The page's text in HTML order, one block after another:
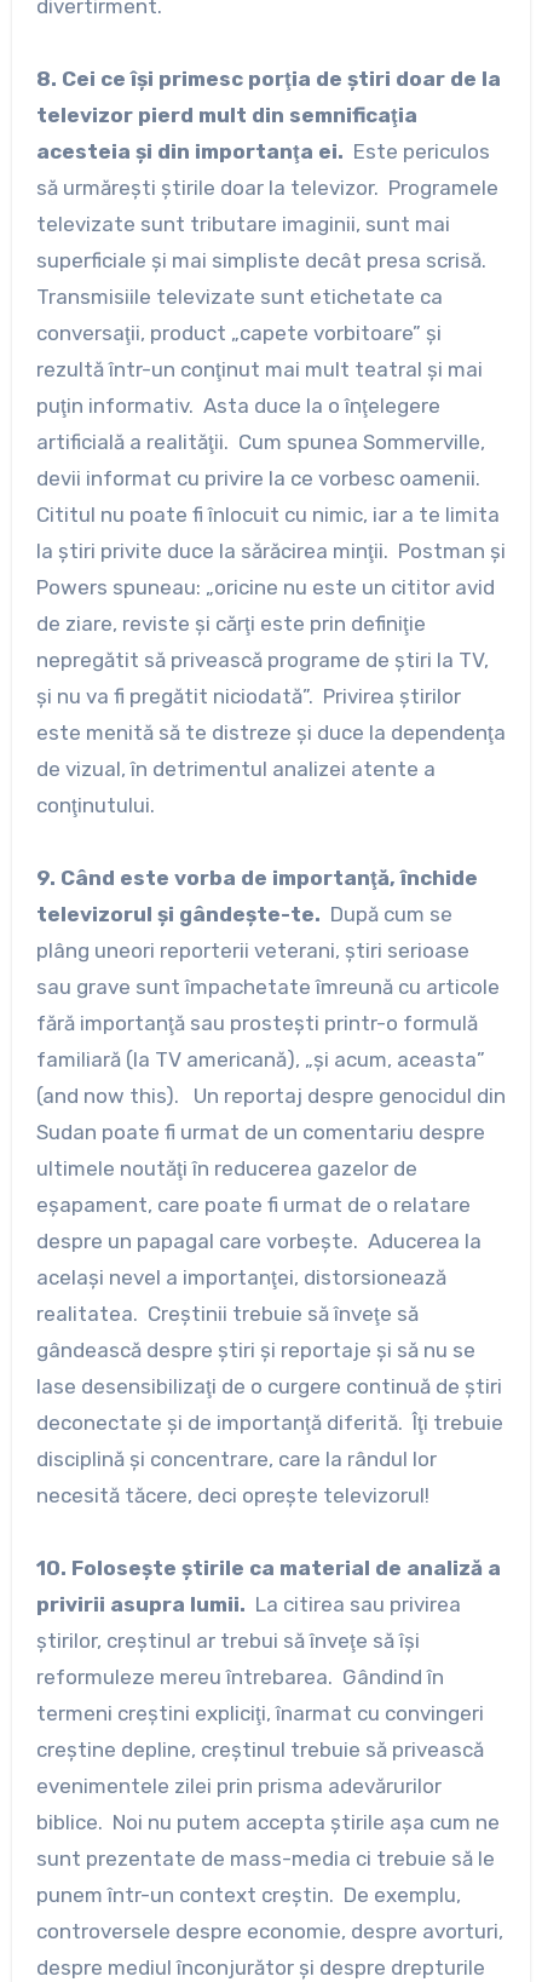
divertirment.
8. Cei ce îşi primesc porţia de ştiri doar de la
televizor pierd mult din semnificaţia
acesteia şi din importanţa ei. Este periculos
să urmăreşti ştirile doar la televizor. Programele
televizate sunt tributare imaginii, sunt mai
superficiale şi mai simpliste decât presa scrisă.
Transmisiile televizate sunt etichetate ca
conversaţii, product „capete vorbitoare” şi
rezultă într-un conţinut mai mult teatral şi mai
puţin informativ. Asta duce la o înţelegere
artificială a realităţii. Cum spunea Sommerville,
devii informat cu privire la ce vorbesc oamenii.
Cititul nu poate fi înlocuit cu nimic, iar a te limita
la ştiri privite duce la sărăcirea minţii. Postman şi
Powers spuneau: „oricine nu este un cititor avid
de ziare, reviste şi cărţi este prin definiţie
nepregătit să privească programe de ştiri la TV,
şi nu va fi pregătit niciodată”. Privirea ştirilor
este menită să te distreze şi duce la dependenţa
de vizual, în detrimentul analizei atente a
conţinutului.
9. Când este vorba de importanţă, închide
televizorul şi gândeşte-te. După cum se
plâng uneori reporterii veterani, ştiri serioase
sau grave sunt împachetate îmreună cu articole
fără importanţă sau prosteşti printr-o formulă
familiară (la TV americană), „şi acum, aceasta”
(and now this). Un reportaj despre genocidul din
Sudan poate fi urmat de un comentariu despre
ultimele noutăţi în reducerea gazelor de
eşapament, care poate fi urmat de o relatare
despre un papagal care vorbeşte. Aducerea la
acelaşi nevel a importanţei, distorsionează
realitatea. Creştinii trebuie să înveţe să
gândească despre ştiri şi reportaje şi să nu se
lase desensibilizaţi de o curgere continuă de ştiri
deconectate şi de importanţă diferită. Îţi trebuie
disciplină şi concentrare, care la rândul lor
necesită tăcere, deci opreşte televizorul!
10. Foloseşte ştirile ca material de analiză a
privirii asupra lumii. La citirea sau privirea
ştirilor, creştinul ar trebui să înveţe să îşi
reformuleze mereu întrebarea. Gândind în
termeni creştini expliciţi, înarmat cu convingeri
creştine depline, creştinul trebuie să privească
evenimentele zilei prin prisma adevărurilor
biblice. Noi nu putem accepta ştirile aşa cum ne
sunt prezentate de mass-media ci trebuie să le
punem într-un context creştin. De exemplu,
controversele despre economie, despre avorturi,
despre mediul înconjurător şi despre drepturile